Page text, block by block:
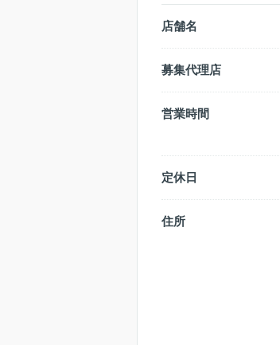
店舗名
募集代理店
営業時間
定休日
住所